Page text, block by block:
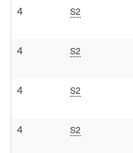
4 S2
4 S2
4 S2
4 S2